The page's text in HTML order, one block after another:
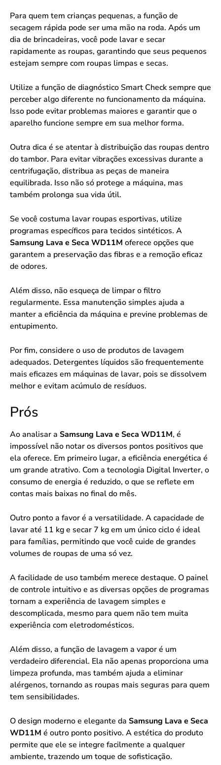
Para quem tem crianças pequenas, a função de
secagem rápida pode ser uma mão na roda. Após um
dia de brincadeiras, você pode lavar e secar
rapidamente as roupas, garantindo que seus pequenos
estejam sempre com roupas limpas e secas.
Utilize a função de diagnóstico Smart Check sempre que
perceber algo diferente no funcionamento da máquina.
Isso pode evitar problemas maiores e garantir que o
aparelho funcione sempre em sua melhor forma.
Outra dica é se atentar à distribuição das roupas dentro
do tambor. Para evitar vibrações excessivas durante a
centrifugação, distribua as peças de maneira
equilibrada. Isso não só protege a máquina, mas
também prolonga sua vida útil.
Se você costuma lavar roupas esportivas, utilize
programas específicos para tecidos sintéticos. A
Samsung Lava e Seca WD11M oferece opções que
garantem a preservação das fibras e a remoção eficaz
de odores.
Além disso, não esqueça de limpar o filtro
regularmente. Essa manutenção simples ajuda a
manter a eficiência da máquina e previne problemas de
entupimento.
Por fim, considere o uso de produtos de lavagem
adequados. Detergentes líquidos são frequentemente
mais eficazes em máquinas de lavar, pois se dissolvem
melhor e evitam acúmulo de resíduos.
Prós
Ao analisar a Samsung Lava e Seca WD11M, é
impossível não notar os diversos pontos positivos que
ela oferece. Em primeiro lugar, a eficiência energética é
um grande atrativo. Com a tecnologia Digital Inverter, o
consumo de energia é reduzido, o que se reflete em
contas mais baixas no final do mês.
Outro ponto a favor é a versatilidade. A capacidade de
lavar até 11 kg e secar 7 kg em um único ciclo é ideal
para famílias, permitindo que você cuide de grandes
volumes de roupas de uma só vez.
A facilidade de uso também merece destaque. O painel
de controle intuitivo e as diversas opções de programas
tornam a experiência de lavagem simples e
descomplicada, mesmo para quem não tem muita
experiência com eletrodomésticos.
Além disso, a função de lavagem a vapor é um
verdadeiro diferencial. Ela não apenas proporciona uma
limpeza profunda, mas também ajuda a eliminar
alérgenos, tornando as roupas mais seguras para quem
tem sensibilidades.
O design moderno e elegante da Samsung Lava e Seca
WD11M é outro ponto positivo. A estética do produto
permite que ele se integre facilmente a qualquer
ambiente, trazendo um toque de sofisticação.